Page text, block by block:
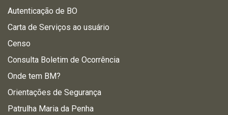
Autenticação de BO
Carta de Serviços ao usuário
Censo
Consulta Boletim de Ocorrência
Onde tem BM?
Orientações de Segurança
Patrulha Maria da Penha